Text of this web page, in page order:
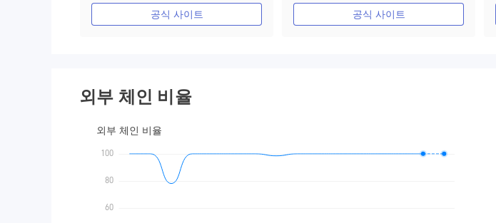
공식 사이트
마스터 레이블 MT4
공식 사이트
외부 체인 비율